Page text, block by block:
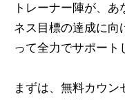
トレーナー陣が、あ
ネス目標の達成に向
って全力でサポート
まずは、無料カウン